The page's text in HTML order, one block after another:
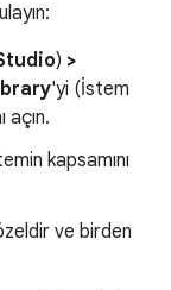
) >
'yi (İstem
açın.
kapsamını
ve birden